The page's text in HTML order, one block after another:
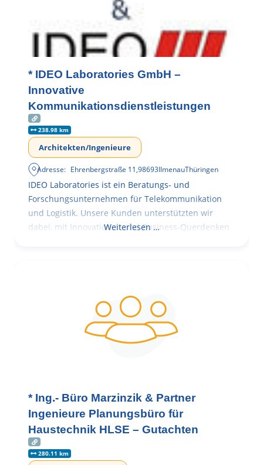
* IDEO Laboratories GmbH –
Innovative
Kommunikationsdienstleistungen
238.98 km
Architekten/Ingenieure
Adresse: Ehrenbergstraße 11,98693IlmenauThüringen
IDEO Laboratories ist ein Beratungs- und
Forschungsunternehmen für Telekommunikation
und Logistik. Unsere Kunden unterstützten wir
dabei, mit Innovationen und Business-Querdenken
Weiterlesen …
* Ing.- Büro Marzinzik & Partner
Ingenieure Planungsbüro für
Haustechnik HLSE – Gutachten
280.11 km